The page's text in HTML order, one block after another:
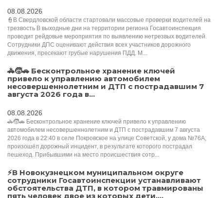
08.08.2026
👮В Свердловской области стартовали массовые проверки водителей на
трезвость В выходные дни на территории региона Госавтоинспекция
проводит рейдовые мероприятия по выявлению нетрезвых водителей.
Сотрудники ДПС оценивают действия всех участников дорожного
движения, пресекают грубые нарушения ПДД. М...
🚓🧒🚗 Бесконтрольное хранение ключей
привело к управлению автомобилем
несовершеннолетним и ДТП с пострадавшим 7
августа 2026 года в...
08.08.2026
🚓🧒🚗 Бесконтрольное хранение ключей привело к управлению
автомобилем несовершеннолетним и ДТП с пострадавшим 7 августа
2026 года в 22:40 в селе Покровское на улице Советской, у дома №76А,
произошёл дорожный инцидент, в результате которого пострадал
пешеход. Прибывшими на место происшествия сотр...
⚡️В Новокузнецком муниципальном округе
сотрудники Госавтоинспекции устанавливают
обстоятельства ДТП, в котором травмированы
пять человек двое из которых дети....